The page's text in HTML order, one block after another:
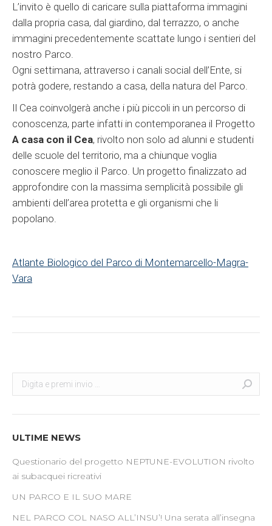
L’invito è quello di caricare sulla piattaforma immagini
dalla propria casa, dal giardino, dal terrazzo, o anche
immagini precedentemente scattate lungo i sentieri del
nostro Parco.
Ogni settimana, attraverso i canali social dell’Ente, si
potrà godere, restando a casa, della natura del Parco.
Il Cea coinvolgerà anche i più piccoli in un percorso di
conoscenza, parte infatti in contemporanea il Progetto
A casa con il Cea, rivolto non solo ad alunni e studenti
delle scuole del territorio, ma a chiunque voglia
conoscere meglio il Parco. Un progetto finalizzato ad
approfondire con la massima semplicità possibile gli
ambienti dell’area protetta e gli organismi che li
popolano.
Atlante Biologico del Parco di Montemarcello-Magra-
Vara
Post
Search:
Cerca
ULTIME NEWS
Questionario del progetto NEPTUNE-EVOLUTION rivolto
ai subacquei ricreativi
UN PARCO E IL SUO MARE
NEL PARCO COL NASO ALL’INSU’! Una serata all’insegna